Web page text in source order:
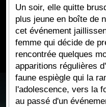
Un soir, elle quitte
plus jeune en boîte de
cet événement
femme qui décide de
rencontrée quelques
apparitions régulières
faune espiègle qui la
l'adolescence, vers la
au passé d'un